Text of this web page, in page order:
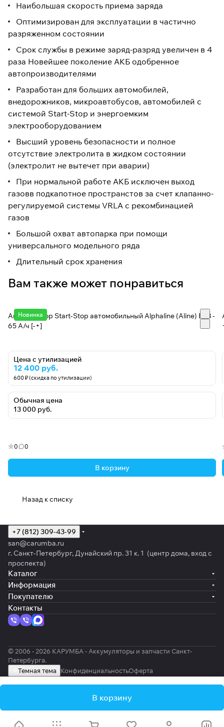
Наибольшая скорость приема заряда
Оптимизирован для эксплуатации в частично
разряженном состоянии
Срок службы в режиме заряд-разряд увеличен в 4
раза Новейшее поколение АКБ одобренное
автопроизводителями
Разработан для больших автомобилей,
внедорожников, микроавтобусов, автомобилей с
системой Start-Stop и энергоемким
электрооборудованием
Высший уровень безопасности и полное
отсутствие электролита в жидком состоянии
(электролит не вытечет при аварии)
При нормальной работе АКБ исключен выход
газовв подкапотное пространстов за счет клапанно-
регулируемой системы VRLA с рекомбинацией
газов
Большой охват автопарка при помощи
универсального модельного ряда
Длительный срок хранения
Вам также может понравиться
Новинка
Аккумулятор Start-Stop автомобильный Alphaline (Aline) EFB -
65 А/ч [-+]
Цена с утилизацией
12 400 руб.
600 ₽ (скидка по утилизации)
Обычная цена
13 000 руб.
0 0
В корзину
Назад к списку
В корзину
+7 (812) 309-43-99
san@carumba.ru
г. Санкт-Петербург, Дунайский пр. 31 к. 1 (центр дома, вход с
проспекта)
Каталог
Информация
Покупателю
Контакты
© 2006 - 2026 КАРУМБА - Аккумуляторы и запчасти Санкт-
Петербурга.
Темная тема КонфиденциальностьОферта